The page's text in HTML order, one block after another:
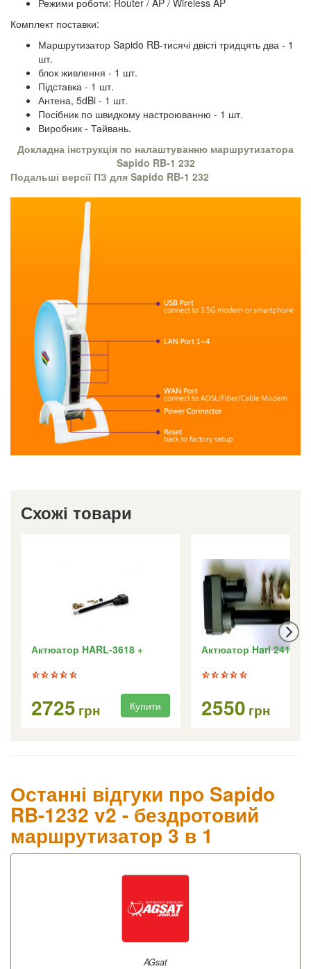
Комплект поставки:
Маршрутизатор Sapido RB-тисячі двісті тридцять два - 1
шт.
блок живлення - 1 шт.
Підставка - 1 шт.
Антена, 5dBi - 1 шт.
Посібник по швидкому настроюванню - 1 шт.
Виробник - Тайвань.
Докладна інструкція по налаштуванню маршрутизатора
Sapido RB-1 232
Подальші версії ПЗ для Sapido RB-1 232
Схожі товари
Актюатор HARL-3618 +
2725 грн Купити
Актюатор Harl 2418
2550 грн
Останні відгуки про Sapido
RB-1232 v2 - бездротовий
маршрутизатор 3 в 1
AGsat